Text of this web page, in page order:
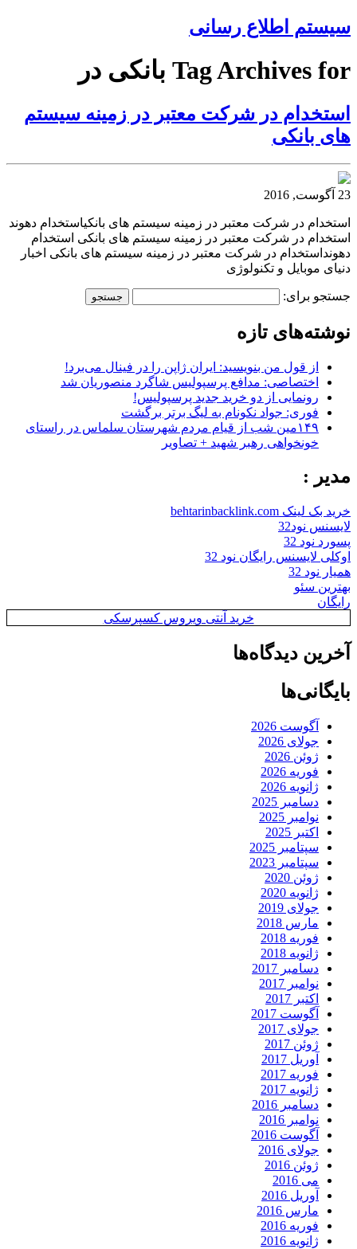
سیستم اطلاع رسانی
Tag Archives for بانکی در
استخدام در شرکت معتبر در زمینه سیستم
های بانکی
23 آگوست, 2016
استخدام در شرکت معتبر در زمینه سیستم های بانکیاستخدام دهوند
استخدام در شرکت معتبر در زمینه سیستم های بانکی استخدام
دهونداستخدام در شرکت معتبر در زمینه سیستم های بانکی اخبار
دنیای موبایل و تکنولوژی
جستجو برای:
نوشته‌های تازه
از قول من بنویسید: ایران ژاپن را در فینال می‌برد!
اختصاصی: مدافع پرسپولیس شاگرد منصوریان شد
رونمایی از دو خرید جدید پرسپولیس!
فوری: جواد نکونام به لیگ برتر برگشت
۱۴۹مین شب از قیام مردم شهرستان سلماس در راستای
خونخواهی رهبر شهید + تصاویر
مدیر :
خرید بک لینک behtarinbacklink.com
لایسنس نود32
پسورد نود 32
اوکلی لایسنس رایگان نود 32
همیار نود 32
بهترین سئو
رایگان
خرید آنتی ویروس کسپرسکی
آخرین دیدگاه‌ها
بایگانی‌ها
آگوست 2026
جولای 2026
ژوئن 2026
فوریه 2026
ژانویه 2026
دسامبر 2025
نوامبر 2025
اکتبر 2025
سپتامبر 2025
سپتامبر 2023
ژوئن 2020
ژانویه 2020
جولای 2019
مارس 2018
فوریه 2018
ژانویه 2018
دسامبر 2017
نوامبر 2017
اکتبر 2017
آگوست 2017
جولای 2017
ژوئن 2017
آوریل 2017
فوریه 2017
ژانویه 2017
دسامبر 2016
نوامبر 2016
آگوست 2016
جولای 2016
ژوئن 2016
می 2016
آوریل 2016
مارس 2016
فوریه 2016
ژانویه 2016